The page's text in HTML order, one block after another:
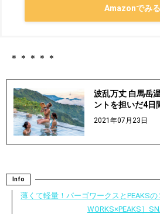
Amazonでみる
＊＊＊＊＊
波乱万丈 白馬岳
ントを担いだ4日
2021年07月23日
Info
薄くて軽量！パーゴワークスとPEAKSの
WORKS×PEAKS］